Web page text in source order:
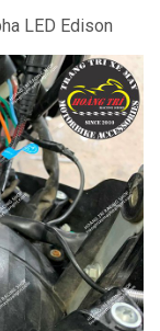
LED Edison